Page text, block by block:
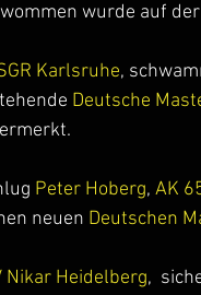
wurde auf
Karlsruhe,
Deutsche
Peter Hoberg, AK
neuen Deutschen
Nikar Heidelberg,